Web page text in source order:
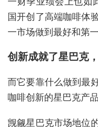
国开创了高端咖啡体
一市场做到最好和第
创新成就了星巴克
而它要靠什么做到最
咖啡创新的星巴克产品
觊觎星巴克市场地位